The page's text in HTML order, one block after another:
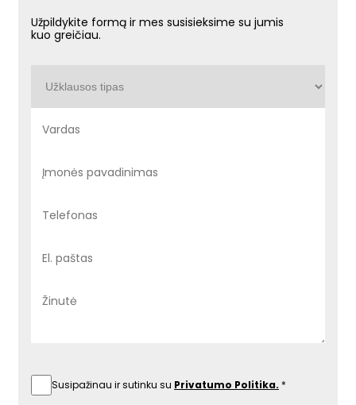
Užpildykite formą ir mes susisieksime su jumis
kuo greičiau.
Susipažinau ir sutinku su Privatumo Politika.